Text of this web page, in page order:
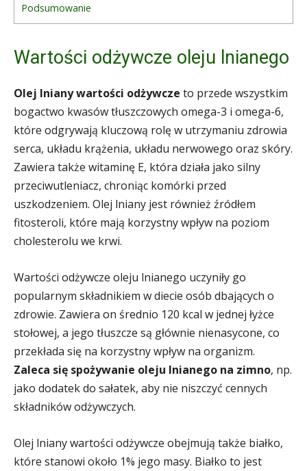
Podsumowanie
Wartości odżywcze oleju lnianego
Olej lniany wartości odżywcze to przede wszystkim
bogactwo kwasów tłuszczowych omega-3 i omega-6,
które odgrywają kluczową rolę w utrzymaniu zdrowia
serca, układu krążenia, układu nerwowego oraz skóry.
Zawiera także witaminę E, która działa jako silny
przeciwutleniacz, chroniąc komórki przed
uszkodzeniem. Olej lniany jest również źródłem
fitosteroli, które mają korzystny wpływ na poziom
cholesterolu we krwi.
Wartości odżywcze oleju lnianego uczyniły go
popularnym składnikiem w diecie osób dbających o
zdrowie. Zawiera on średnio 120 kcal w jednej łyżce
stołowej, a jego tłuszcze są głównie nienasycone, co
przekłada się na korzystny wpływ na organizm.
Zaleca się spożywanie oleju lnianego na zimno, np.
jako dodatek do sałatek, aby nie niszczyć cennych
składników odżywczych.
Olej lniany wartości odżywcze obejmują także białko,
które stanowi około 1% jego masy. Białko to jest